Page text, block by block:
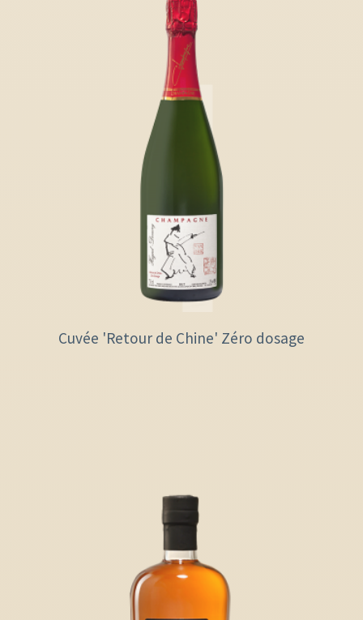
Cuvée 'Retour de Chine' Zéro dosage